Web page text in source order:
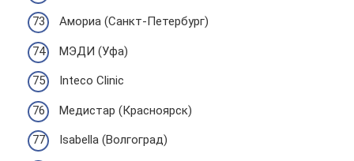
Амориа (Санкт-Петербург)
МЭДИ (Уфа)
Inteco Clinic
Медистар (Красноярск)
Isabella (Волгоград)